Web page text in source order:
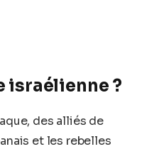
israélienne ?
des alliés de
et les rebelles